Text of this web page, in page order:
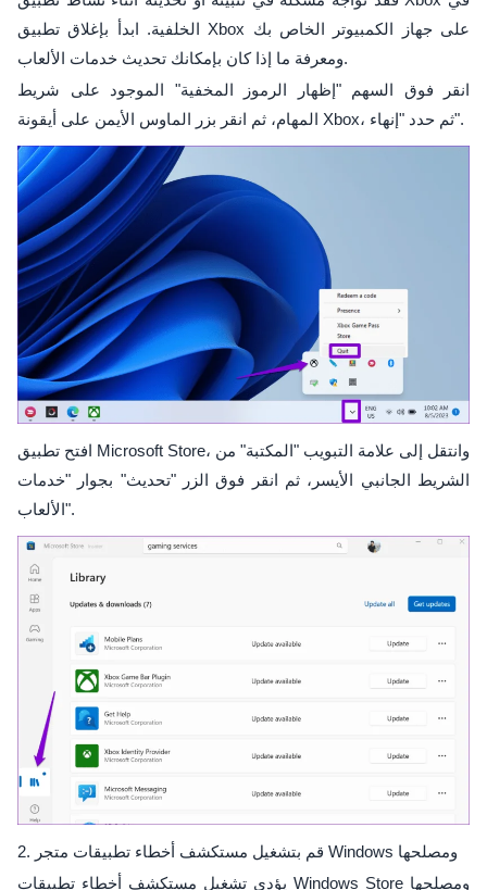
الخلفية. ابدأ بإغلاق تطبيق Xbox على جهاز الكمبيوتر الخاص بك
ومعرفة ما إذا كان بإمكانك تحديث خدمات الألعاب.
انقر فوق السهم "إظهار الرموز المخفية" الموجود على شريط
المهام، ثم انقر بزر الماوس الأيمن على أيقونة Xbox، ثم حدد "إنهاء".
افتح تطبيق Microsoft Store، وانتقل إلى علامة التبويب "المكتبة" من
الشريط الجانبي الأيسر، ثم انقر فوق الزر "تحديث" بجوار "خدمات
الألعاب".
2. قم بتشغيل مستكشف أخطاء تطبيقات متجر Windows ومصلحها
يؤدي تشغيل مستكشف أخطاء تطبيقات Windows Store ومصلحها